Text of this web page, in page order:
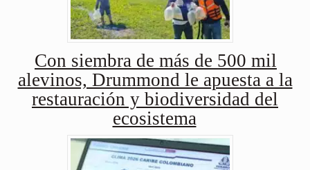
Con siembra de más de 500 mil
alevinos, Drummond le apuesta a la
restauración y biodiversidad del
ecosistema